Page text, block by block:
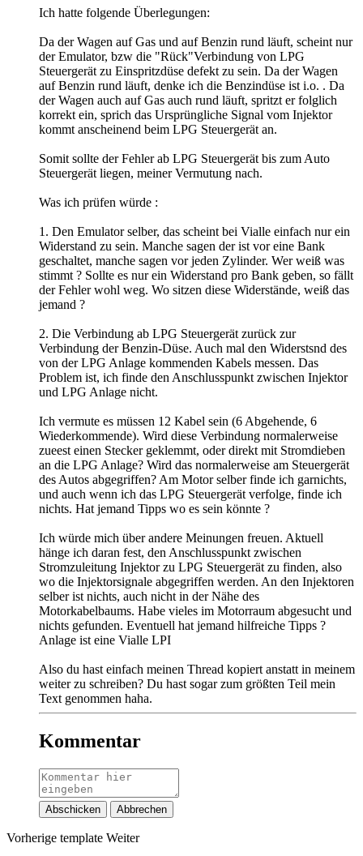
Ich hatte folgende Überlegungen:
Da der Wagen auf Gas und auf Benzin rund läuft, scheint nur
der Emulator, bzw die "Rück"Verbindung von LPG
Steuergerät zu Einspritzdüse defekt zu sein. Da der Wagen
auf Benzin rund läuft, denke ich die Benzindüse ist i.o. . Da
der Wagen auch auf Gas auch rund läuft, spritzt er folglich
korrekt ein, sprich das Ursprüngliche Signal vom Injektor
kommt anscheinend beim LPG Steuergerät an.
Somit sollte der Fehler ab LPG Steuergerät bis zum Auto
Steuergerät liegen, meiner Vermutung nach.
Was ich prüfen würde :
1. Den Emulator selber, das scheint bei Vialle einfach nur ein
Widerstand zu sein. Manche sagen der ist vor eine Bank
geschaltet, manche sagen vor jeden Zylinder. Wer weiß was
stimmt ? Sollte es nur ein Widerstand pro Bank geben, so fällt
der Fehler wohl weg. Wo sitzen diese Widerstände, weiß das
jemand ?
2. Die Verbindung ab LPG Steuergerät zurück zur
Verbindung der Benzin-Düse. Auch mal den Widerstsnd des
von der LPG Anlage kommenden Kabels messen. Das
Problem ist, ich finde den Anschlusspunkt zwischen Injektor
und LPG Anlage nicht.
Ich vermute es müssen 12 Kabel sein (6 Abgehende, 6
Wiederkommende). Wird diese Verbindung normalerweise
zueest einen Stecker geklemmt, oder direkt mit Stromdieben
an die LPG Anlage? Wird das normalerweise am Steuergerät
des Autos abgegriffen? Am Motor selber finde ich garnichts,
und auch wenn ich das LPG Steuergerät verfolge, finde ich
nichts. Hat jemand Tipps wo es sein könnte ?
Ich würde mich über andere Meinungen freuen. Aktuell
hänge ich daran fest, den Anschlusspunkt zwischen
Stromzuleitung Injektor zu LPG Steuergerät zu finden, also
wo die Injektorsignale abgegriffen werden. An den Injektoren
selber ist nichts, auch nicht in der Nähe des
Motorkabelbaums. Habe vieles im Motorraum abgesucht und
nichts gefunden. Eventuell hat jemand hilfreiche Tipps ?
Anlage ist eine Vialle LPI
Also du hast einfach meinen Thread kopiert anstatt in meinem
weiter zu schreiben? Du hast sogar zum größten Teil mein
Text genommen haha.
Kommentar
Abschicken Abbrechen
Vorherige template Weiter